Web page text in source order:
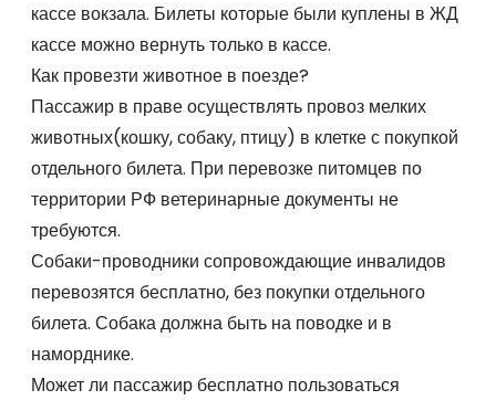
кассе вокзала. Билеты которые были куплены в ЖД
кассе можно вернуть только в кассе.
Как провезти животное в поезде?
Пассажир в праве осуществлять провоз мелких
животных(кошку, собаку, птицу) в клетке с покупкой
отдельного билета. При перевозке питомцев по
территории РФ ветеринарные документы не
требуются.
Собаки-проводники сопровождающие инвалидов
перевозятся бесплатно, без покупки отдельного
билета. Собака должна быть на поводке и в
наморднике.
Может ли пассажир бесплатно пользоваться